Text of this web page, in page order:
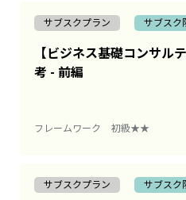
サブスクプラン サブスク
【ビジネス基礎コンサ
考 - 前編
フレームワーク 初級★★
サブスクプラン サブスク